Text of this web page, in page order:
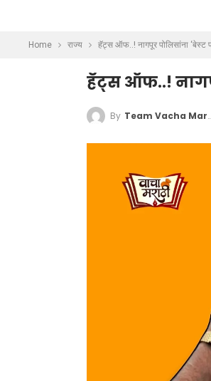
Home राज्य हॅट्स ऑफ..! नागपूर पोलिसांना ‘बेस्ट
हॅट्स ऑफ..! नागपूर
By Team Vacha Marathi